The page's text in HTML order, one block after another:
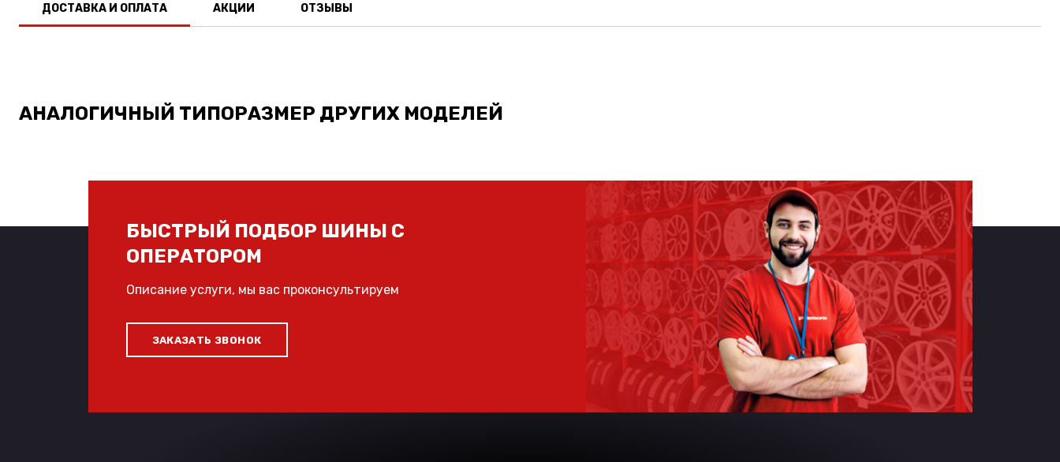
ДОСТАВКА И ОПЛАТА АКЦИИ ОТЗЫВЫ
АНАЛОГИЧНЫЙ ТИПОРАЗМЕР ДРУГИХ МОДЕЛЕЙ
БЫСТРЫЙ ПОДБОР ШИНЫ С
ОПЕРАТОРОМ
Описание услуги, мы вас проконсультируем
ЗАКАЗАТЬ ЗВОНОК